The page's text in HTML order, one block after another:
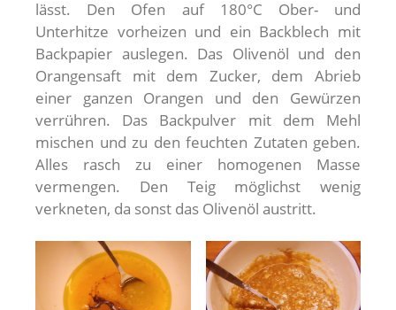
lässt. Den Ofen auf 180°C Ober- und
Unterhitze vorheizen und ein Backblech mit
Backpapier auslegen. Das Olivenöl und den
Orangensaft mit dem Zucker, dem Abrieb
einer ganzen Orangen und den Gewürzen
verrühren. Das Backpulver mit dem Mehl
mischen und zu den feuchten Zutaten geben.
Alles rasch zu einer homogenen Masse
vermengen. Den Teig möglichst wenig
verkneten, da sonst das Olivenöl austritt.